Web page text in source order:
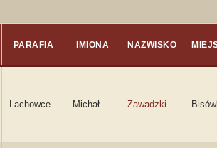
PARAFIA IMIONA NAZWISKO
Lachowce Michał Zawadzki